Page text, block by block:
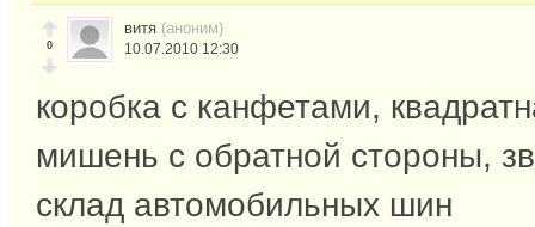
0
витя (аноним)
10.07.2010 12:30
коробка с канфетами,
мишень с обратной стороны,
склад автомобильных шин